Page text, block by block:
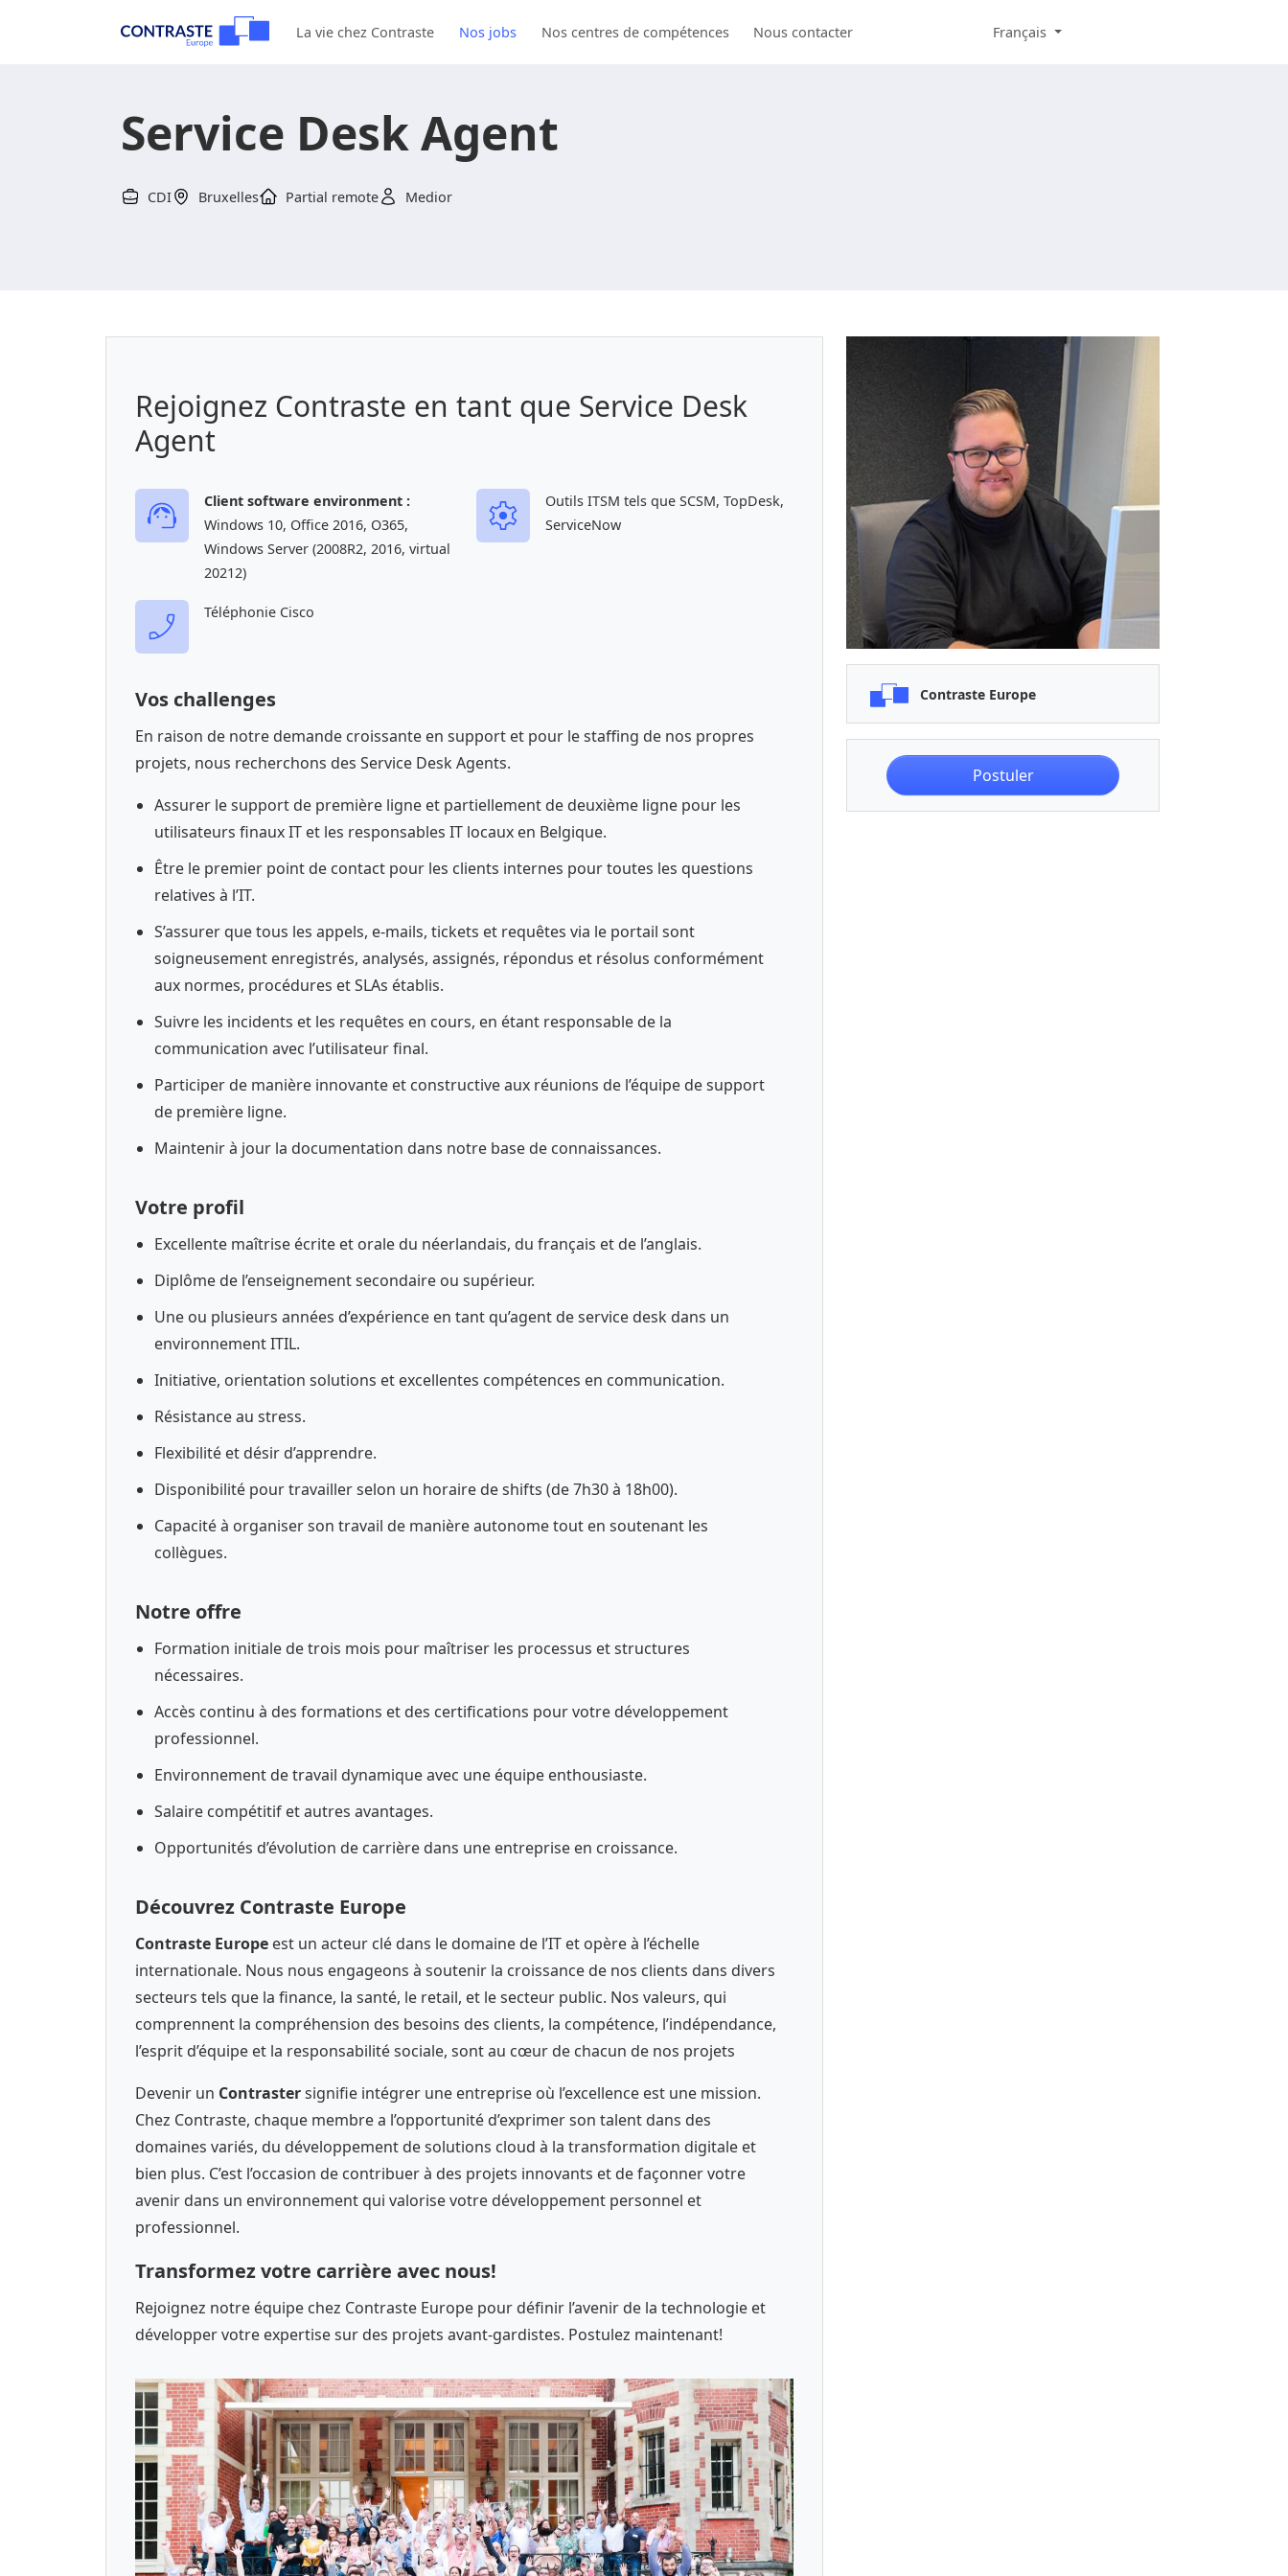
La vie chez Contraste Nos jobs Nos centres de compétences Nous contacter Français
Service Desk Agent
CDI Bruxelles Partial remote Medior
Rejoignez Contraste en tant que Service Desk
Agent
Client software environment :
Windows 10, Office 2016, O365,
Windows Server (2008R2, 2016, virtual
20212)
Outils ITSM tels que SCSM, TopDesk,
ServiceNow
Téléphonie Cisco
Vos challenges
En raison de notre demande croissante en support et pour le staffing de nos propres
projets, nous recherchons des Service Desk Agents.
Assurer le support de première ligne et partiellement de deuxième ligne pour les
utilisateurs finaux IT et les responsables IT locaux en Belgique.
Être le premier point de contact pour les clients internes pour toutes les questions
relatives à l’IT.
S’assurer que tous les appels, e-mails, tickets et requêtes via le portail sont
soigneusement enregistrés, analysés, assignés, répondus et résolus conformément
aux normes, procédures et SLAs établis.
Suivre les incidents et les requêtes en cours, en étant responsable de la
communication avec l’utilisateur final.
Participer de manière innovante et constructive aux réunions de l’équipe de support
de première ligne.
Maintenir à jour la documentation dans notre base de connaissances.
Votre profil
Excellente maîtrise écrite et orale du néerlandais, du français et de l’anglais.
Diplôme de l’enseignement secondaire ou supérieur.
Une ou plusieurs années d’expérience en tant qu’agent de service desk dans un
environnement ITIL.
Initiative, orientation solutions et excellentes compétences en communication.
Résistance au stress.
Flexibilité et désir d’apprendre.
Disponibilité pour travailler selon un horaire de shifts (de 7h30 à 18h00).
Capacité à organiser son travail de manière autonome tout en soutenant les
collègues.
Notre offre
Formation initiale de trois mois pour maîtriser les processus et structures
nécessaires.
Accès continu à des formations et des certifications pour votre développement
professionnel.
Environnement de travail dynamique avec une équipe enthousiaste.
Salaire compétitif et autres avantages.
Opportunités d’évolution de carrière dans une entreprise en croissance.
Découvrez Contraste Europe
Contraste Europe est un acteur clé dans le domaine de l’IT et opère à l’échelle
internationale. Nous nous engageons à soutenir la croissance de nos clients dans divers
secteurs tels que la finance, la santé, le retail, et le secteur public. Nos valeurs, qui
comprennent la compréhension des besoins des clients, la compétence, l’indépendance,
l’esprit d’équipe et la responsabilité sociale, sont au cœur de chacun de nos projets
Devenir un Contrastersignifie intégrer une entreprise où l’excellence est une mission.
Chez Contraste, chaque membre a l’opportunité d’exprimer son talent dans des
domaines variés, du développement de solutions cloud à la transformation digitale et
bien plus. C’est l’occasion de contribuer à des projets innovants et de façonner votre
avenir dans un environnement qui valorise votre développement personnel et
professionnel.
Transformez votre carrière avec nous!
Rejoignez notre équipe chez Contraste Europe pour définir l’avenir de la technologie et
développer votre expertise sur des projets avant-gardistes. Postulez maintenant!
Contraste Europe
Postuler